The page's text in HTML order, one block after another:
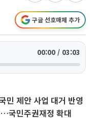
구글 선호매체 추가
00:00 / 03:03
민 제안 사업 대거 반영
국민주권재정 확대